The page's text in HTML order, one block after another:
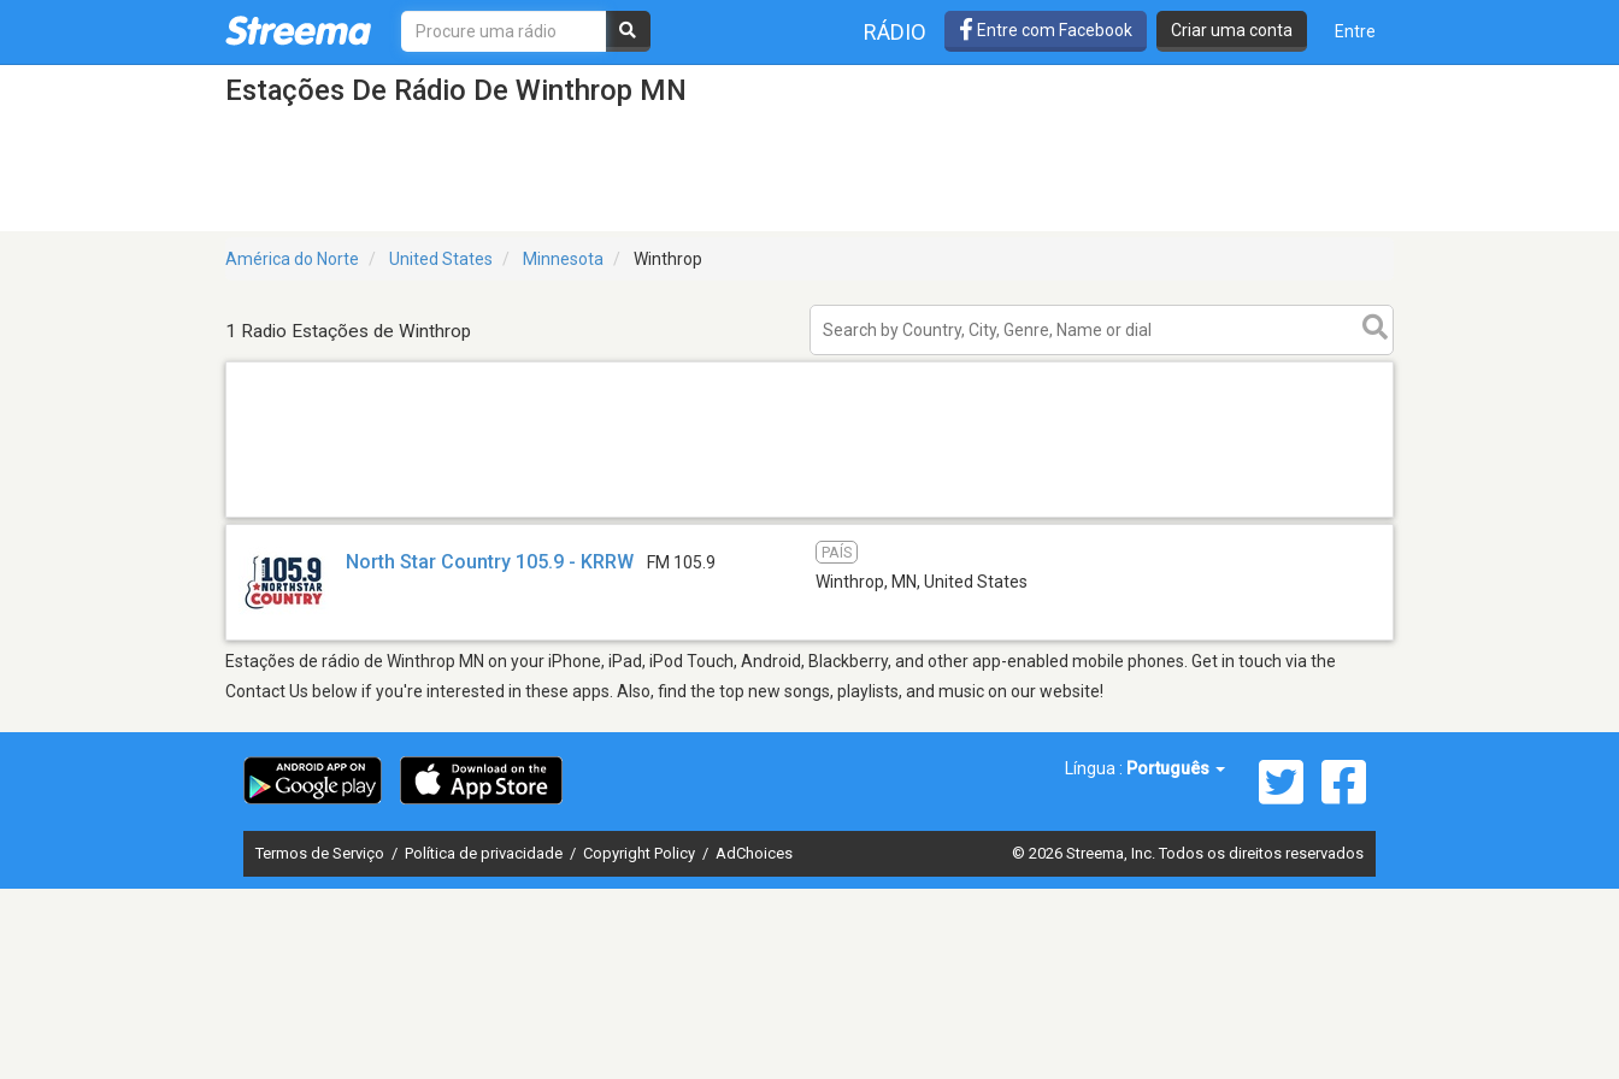
RÁDIO Entre com Facebook Criar uma conta Entre
Estações De Rádio De Winthrop MN
América do Norte United States Minnesota Winthrop
1 Radio Estações de Winthrop
North Star Country 105.9 - KRRW FM 105.9
PAÍS
Winthrop, MN, United States
Estações de rádio de Winthrop MN on your iPhone, iPad, iPod Touch, Android, Blackberry, and other app-enabled mobile phones. Get in touch via the
Contact Us below if you're interested in these apps. Also, find the top new songs, playlists, and music on our website!
Língua : Português
Termos de Serviço / Política de privacidade / Copyright Policy / AdChoices © 2026 Streema, Inc. Todos os direitos reservados